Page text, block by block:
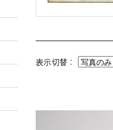
表示切替：